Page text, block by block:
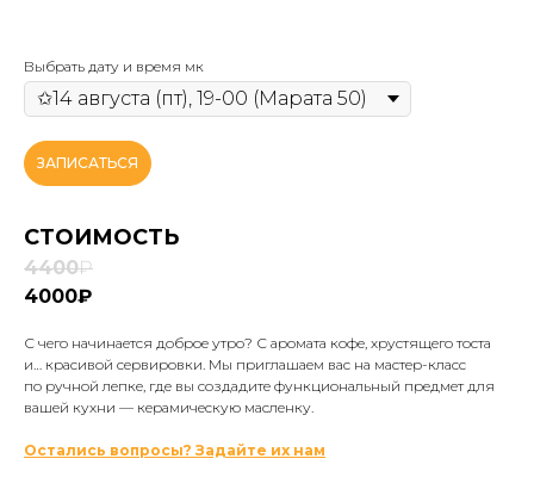
Выбрать дату и время мк
ЗАПИСАТЬСЯ
СТОИМОСТЬ
4400₽
4000₽
С чего начинается доброе утро? С аромата кофе, хрустящего тоста
и… красивой сервировки. Мы приглашаем вас на мастер-класс
по ручной лепке, где вы создадите функциональный предмет для
вашей кухни — керамическую масленку.
Остались вопросы? Задайте их нам